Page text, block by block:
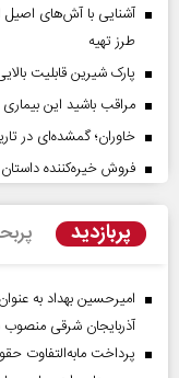
آشنایی با آش‌های
طرز تهیه
پارک شیرین قابلیت‌
مراقب باشید این
خاوران؛ گمشده‌ای در
فروش خیره‌کننده داستان اسباب‌بازی ۵؛ بزرگ‌ترین
پربازدید
امیرحسین بهداد به
آذربایجان شرقی
پرداخت مابه‌التفاوت